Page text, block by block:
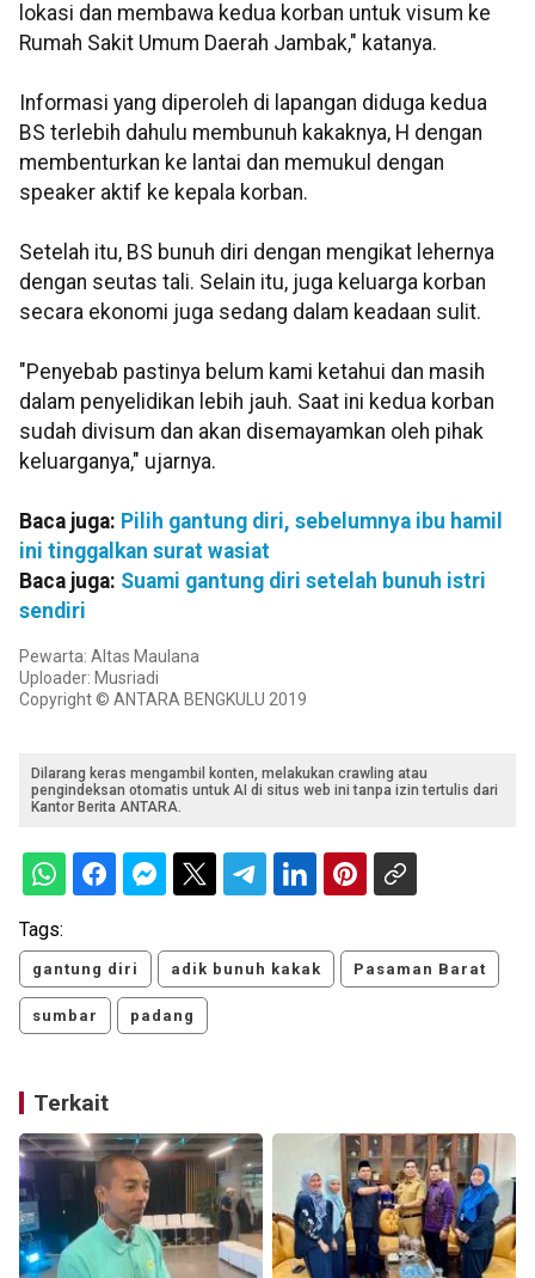
lokasi dan membawa kedua korban untuk visum ke
Rumah Sakit Umum Daerah Jambak," katanya.
Informasi yang diperoleh di lapangan diduga kedua
BS terlebih dahulu membunuh kakaknya, H dengan
membenturkan ke lantai dan memukul dengan
speaker aktif ke kepala korban.
Setelah itu, BS bunuh diri dengan mengikat lehernya
dengan seutas tali. Selain itu, juga keluarga korban
secara ekonomi juga sedang dalam keadaan sulit.
"Penyebab pastinya belum kami ketahui dan masih
dalam penyelidikan lebih jauh. Saat ini kedua korban
sudah divisum dan akan disemayamkan oleh pihak
keluarganya," ujarnya.
Baca juga: Pilih gantung diri, sebelumnya ibu hamil
ini tinggalkan surat wasiat
Baca juga: Suami gantung diri setelah bunuh istri
sendiri
Pewarta: Altas Maulana
Uploader: Musriadi
Copyright © ANTARA BENGKULU 2019
Dilarang keras mengambil konten, melakukan crawling atau
pengindeksan otomatis untuk AI di situs web ini tanpa izin tertulis dari
Kantor Berita ANTARA.
Tags:
gantung diri adik bunuh kakak Pasaman Barat
sumbar padang
Terkait